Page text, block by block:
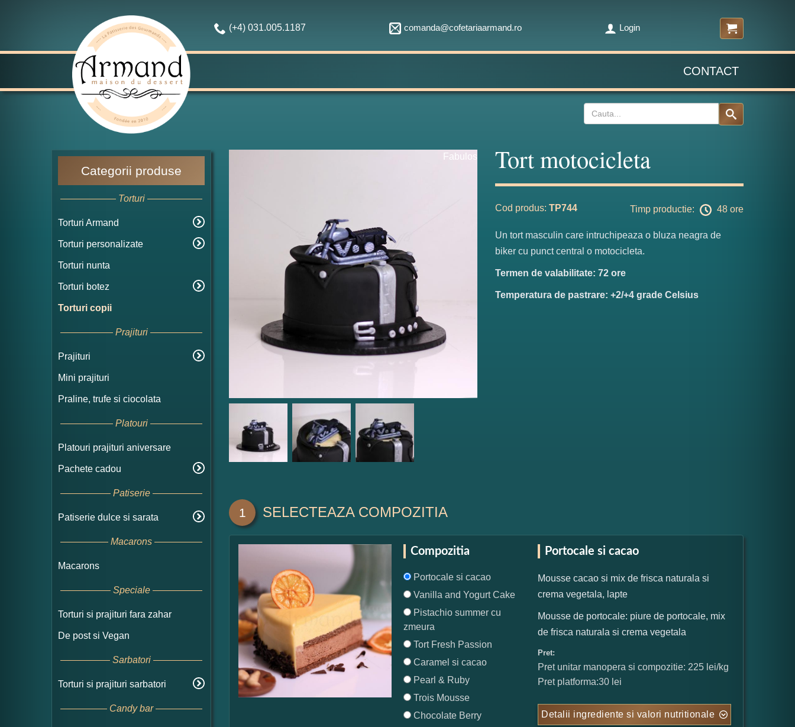
(+4) 031.005.1187 comanda@cofetariaarmand.ro Login
CONTACT
Categorii produse
Torturi
Torturi Armand
Torturi personalizate
Torturi nunta
Torturi botez
Torturi copii
Prajituri
Prajituri
Mini prajituri
Praline, trufe si ciocolata
Platouri
Platouri prajituri aniversare
Pachete cadou
Patiserie
Patiserie dulce si sarata
Macarons
Macarons
Speciale
Torturi si prajituri fara zahar
De post si Vegan
Sarbatori
Torturi si prajituri sarbatori
Candy bar
Fabulos Tort motocicleta
Cod produs: TP744 Timp productie: 48 ore
Un tort masculin care intruchipeaza o bluza neagra de
biker cu punct central o motocicleta.
Termen de valabilitate: 72 ore
Temperatura de pastrare: +2/+4 grade Celsius
1 SELECTEAZA COMPOZITIA
Compozitia
Portocale si cacao
Vanilla and Yogurt Cake
Pistachio summer cu
zmeura
Tort Fresh Passion
Caramel si cacao
Pearl & Ruby
Trois Mousse
Chocolate Berry
Portocale si cacao
Mousse cacao si mix de frisca naturala si
crema vegetala, lapte
Mousse de portocale: piure de portocale, mix
de frisca naturala si crema vegetala
Pret:
Pret unitar manopera si compozitie: 225 lei/kg
Pret platforma:30 lei
Detalii ingrediente si valori nutritionale